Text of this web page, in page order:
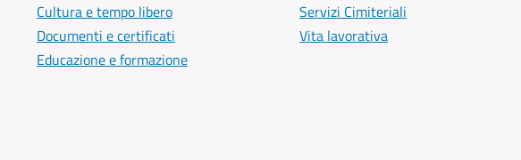
Cultura e tempo libero
Documenti e certificati
Educazione e formazione
Servizi Cimiteriali
Vita lavorativa